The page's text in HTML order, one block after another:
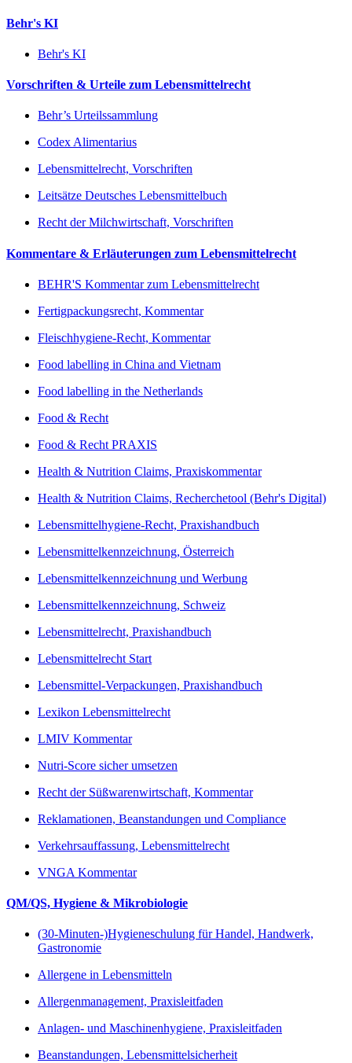
Behr's KI
Behr's KI
Vorschriften & Urteile zum Lebensmittelrecht
Behr’s Urteilssammlung
Codex Alimentarius
Lebensmittelrecht, Vorschriften
Leitsätze Deutsches Lebensmittelbuch
Recht der Milchwirtschaft, Vorschriften
Kommentare & Erläuterungen zum Lebensmittelrecht
BEHR'S Kommentar zum Lebensmittelrecht
Fertigpackungsrecht, Kommentar
Fleischhygiene-Recht, Kommentar
Food labelling in China and Vietnam
Food labelling in the Netherlands
Food & Recht
Food & Recht PRAXIS
Health & Nutrition Claims, Praxiskommentar
Health & Nutrition Claims, Recherchetool (Behr's Digital)
Lebensmittelhygiene-Recht, Praxishandbuch
Lebensmittelkennzeichnung, Österreich
Lebensmittelkennzeichnung und Werbung
Lebensmittelkennzeichnung, Schweiz
Lebensmittelrecht, Praxishandbuch
Lebensmittelrecht Start
Lebensmittel-Verpackungen, Praxishandbuch
Lexikon Lebensmittelrecht
LMIV Kommentar
Nutri-Score sicher umsetzen
Recht der Süßwarenwirtschaft, Kommentar
Reklamationen, Beanstandungen und Compliance
Verkehrsauffassung, Lebensmittelrecht
VNGA Kommentar
QM/QS, Hygiene & Mikrobiologie
(30-Minuten-)Hygieneschulung für Handel, Handwerk,
Gastronomie
Allergene in Lebensmitteln
Allergenmanagement, Praxisleitfaden
Anlagen- und Maschinenhygiene, Praxisleitfaden
Beanstandungen, Lebensmittelsicherheit